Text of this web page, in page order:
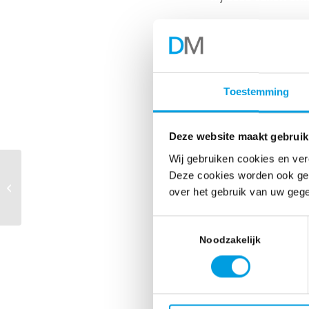
Toestemming
Deze website maakt
Wij gebruiken cookies en
Deze cookies worden ook
over het gebruik van uw
Noodzakelijk
Door de
werkdruk voor
activiteiten. Dit
en uitdagender.
Testen
Wij begrijpen dat
Daarom bieden